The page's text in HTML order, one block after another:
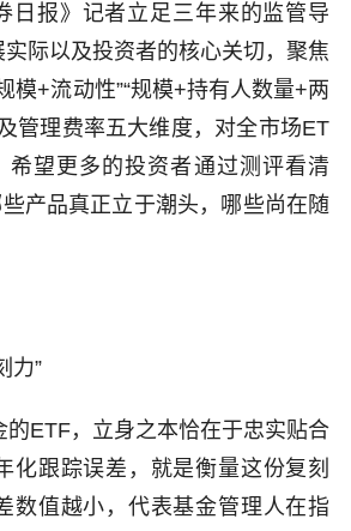
日报》记者立足三年来的监管导
际以及投资者的核心关切，聚焦
模+流动性”“规模+持有人数量+两
管理费率五大维度，对全市场ET
希望更多的投资者通过测评看清
些产品真正立于潮头，哪些尚在随
力”
的ETF，立身之本恰在于忠实贴合
化跟踪误差，就是衡量这份复刻
数值越小，代表基金管理人在指